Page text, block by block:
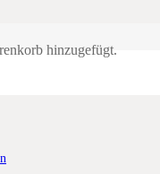
hinzugefügt.
zum 80.